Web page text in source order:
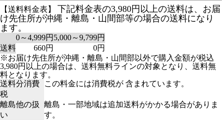
【送料料金表】
下記料金表の3,980円以上の送料は、お届
け先住所が沖縄・離島・山間部等の場合の送料になり
ます。
0～4,999円 5,000～9,799円
送料
660円
0円
※お届け先住所が沖縄・離島・山間部以外で購入金額が税込
3,980円以上の場合は、送料無料ラインの対象となり、送料無
料となります。
送料分消費
税
この料金には消費税が 含まれています。
離島他の扱
い
離島・一部地域は追加送料がかかる場合がありま
す。